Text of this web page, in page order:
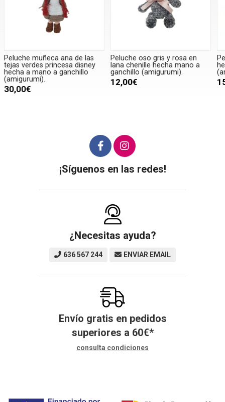
Peluche oso gris y rosa en
lana chenille hecha mano a
ganchillo (amigurumi).
12,00€
Peluche rana con corona
hecho a mano a ganchillo
(amigurumi).
15,00€
¡Síguenos en las redes!
¿Necesitas ayuda?
636 567 244 ENVIAR EMAIL
Envío gratis en pedidos
superiores a 60€*
consulta condiciones